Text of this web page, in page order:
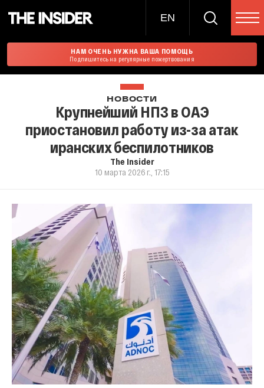
EN
НАМ ОЧЕНЬ НУЖНА ВАША ПОМОЩЬ
Подпишитесь на регулярные пожертвования
НОВОСТИ
Крупнейший НПЗ в ОАЭ
приостановил работу из-за атак
иранских беспилотников
The Insider
10 марта 2026 г., 17:15